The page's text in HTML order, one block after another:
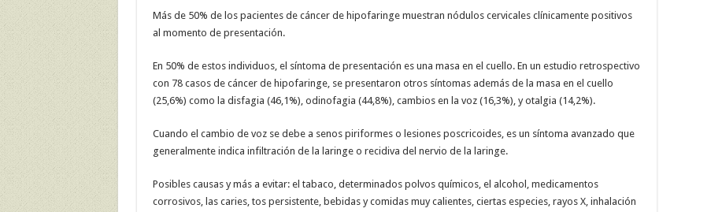
Más de 50% de los pacientes de cáncer de hipofaringe muestran nódulos cervicales clínicamente positivos
al momento de presentación.
En 50% de estos individuos, el síntoma de presentación es una masa en el cuello. En un estudio retrospectivo
con 78 casos de cáncer de hipofaringe, se presentaron otros síntomas además de la masa en el cuello
(25,6%) como la disfagia (46,1%), odinofagia (44,8%), cambios en la voz (16,3%), y otalgia (14,2%).
Cuando el cambio de voz se debe a senos piriformes o lesiones poscricoides, es un síntoma avanzado que
generalmente indica infiltración de la laringe o recidiva del nervio de la laringe.
Posibles causas y más a evitar: el tabaco, determinados polvos químicos, el alcohol, medicamentos
corrosivos, las caries, tos persistente, bebidas y comidas muy calientes, ciertas especies, rayos X, inhalación